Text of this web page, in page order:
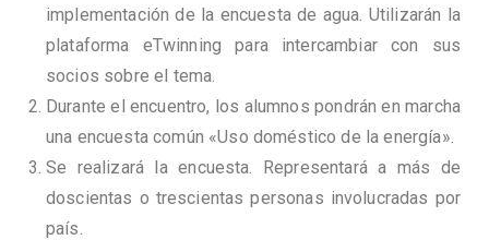
implementación de la encuesta de agua. Utilizarán la
plataforma eTwinning para intercambiar con sus
socios sobre el tema.
Durante el encuentro, los alumnos pondrán en marcha
una encuesta común «Uso doméstico de la energía».
Se realizará la encuesta. Representará a más de
doscientas o trescientas personas involucradas por
país.